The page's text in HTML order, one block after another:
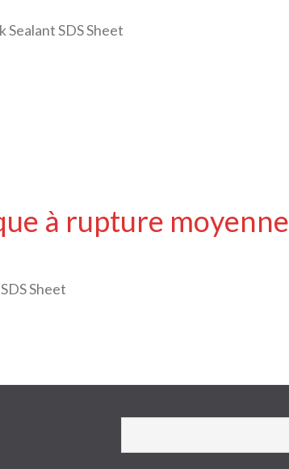
Sealant SDS Sheet
à rupture moyenne
Sheet